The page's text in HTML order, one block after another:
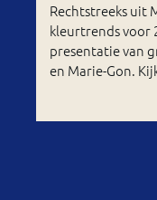
Rechtstreeks uit
kleurtrends voor
presentatie van
en Marie-Gon.